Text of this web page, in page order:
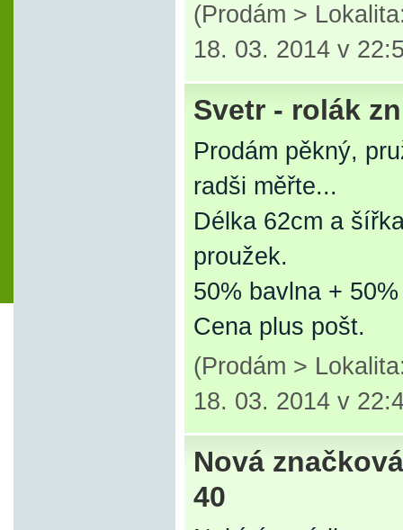
(Prodám >
18. 03. 2014 v
Svetr - rolák
Prodám pěkný,
radši měřte...
Délka 62cm a
proužek.
50% bavlna +
Cena plus pošt.
(Prodám >
18. 03. 2014 v
Nová
40